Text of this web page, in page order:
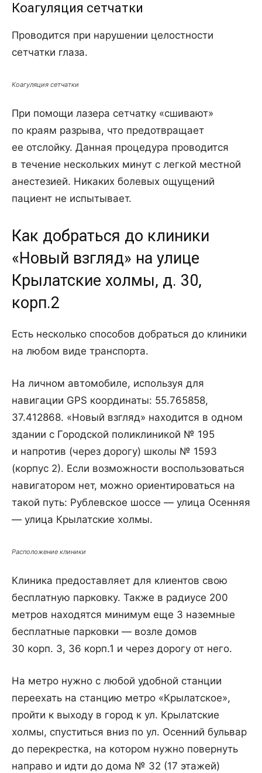
Коагуляция сетчатки
Проводится при нарушении целостности
сетчатки глаза.
Коагуляция сетчатки
При помощи лазера сетчатку «сшивают»
по краям разрыва, что предотвращает
ее отслойку. Данная процедура проводится
в течение нескольких минут с легкой местной
анестезией. Никаких болевых ощущений
пациент не испытывает.
Как добраться до клиники
«Новый взгляд» на улице
Крылатские холмы, д. 30,
корп.2
Есть несколько способов добраться до клиники
на любом виде транспорта.
На личном автомобиле, используя для
навигации GPS координаты: 55.765858,
37.412868. «Новый взгляд» находится в одном
здании с Городской поликлиникой № 195
и напротив (через дорогу) школы № 1593
(корпус 2). Если возможности воспользоваться
навигатором нет, можно ориентироваться на
такой путь: Рублевское шоссе — улица Осенняя
— улица Крылатские холмы.
Расположение клиники
Клиника предоставляет для клиентов свою
бесплатную парковку. Также в радиусе 200
метров находятся минимум еще 3 наземные
бесплатные парковки — возле домов
30 корп. 3, 36 корп.1 и через дорогу от него.
На метро нужно с любой удобной станции
переехать на станцию метро «Крылатское»,
пройти к выходу в город к ул. Крылатские
холмы, спуститься вниз по ул. Осенний бульвар
до перекрестка, на котором нужно повернуть
направо и идти до дома № 32 (17 этажей)